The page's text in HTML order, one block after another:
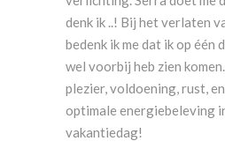
denk ik ..! Bij het verlaten
bedenk ik me dat ik op één
wel voorbij heb zien
plezier, voldoening, rust,
optimale energiebeleving
vakantiedag!